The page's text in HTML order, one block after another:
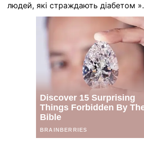
людей, які страждають діабетом ».